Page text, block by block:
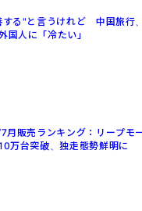
する"と言うけれど 中国旅行
国人に「冷たい」
月販売ランキング：リープモ
万台突破、独走態勢鮮明に